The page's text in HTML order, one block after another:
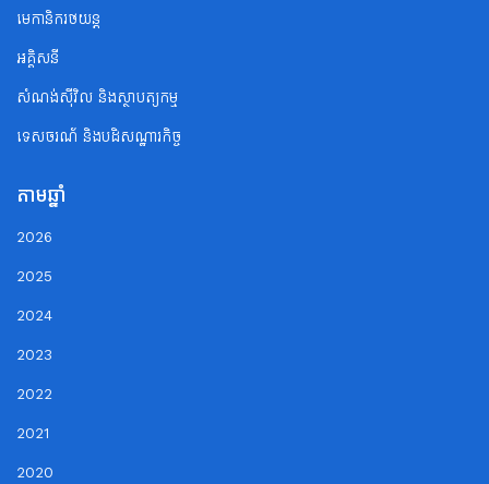
មេកានិករថយន្ត
អគ្គិសនី
សំណង់ស៊ីវិល និងស្ថាបត្យកម្ម
ទេសចរណ័ និងបដិសណ្ឋារកិច្ច
តាមឆ្នាំ
2026
2025
2024
2023
2022
2021
2020